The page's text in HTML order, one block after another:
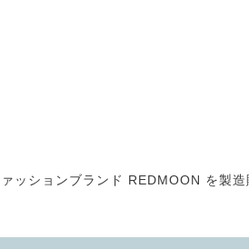
ッションブランド REDMOON を製